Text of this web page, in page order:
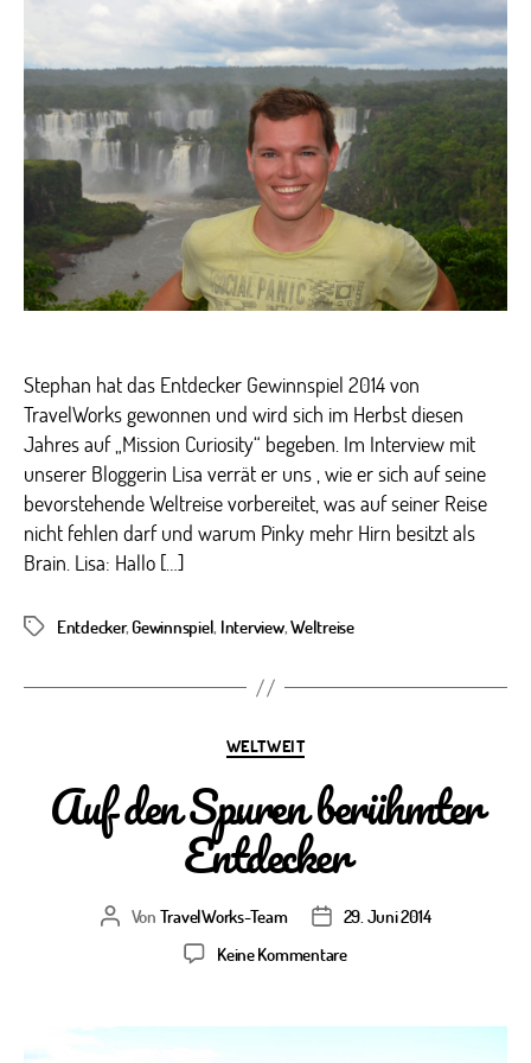
mich
auf
Stephan hat das Entdecker Gewinnspiel 2014 von
TravelWorks gewonnen und wird sich im Herbst diesen
Jahres auf „Mission Curiosity“ begeben. Im Interview mit
unserer Bloggerin Lisa verrät er uns , wie er sich auf seine
bevorstehende Weltreise vorbereitet, was auf seiner Reise
nicht fehlen darf und warum Pinky mehr Hirn besitzt als
Brain. Lisa: Hallo […]
Schlagwörter
Entdecker,Gewinnspiel, Interview,Weltreise
Kategorien
WELTWEIT
Auf den Spuren berühmter
Entdecker
Beitragsautor
Von TravelWorks-Team Veröffentlichungsdatum
29. Juni 2014
Keine Kommentarezu
Spuren